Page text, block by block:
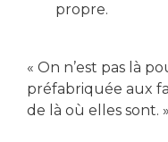
propre.
« On n’est pas là
préfabriquée aux
de là où elles sont. »